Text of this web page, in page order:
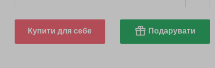
Купити для себе Подарувати